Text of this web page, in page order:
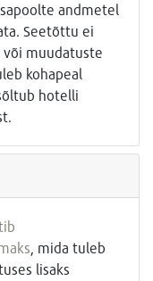
andmetel
Seetõttu ei
muudatuste
kohapeal
hotelli
, mida tuleb
lisaks